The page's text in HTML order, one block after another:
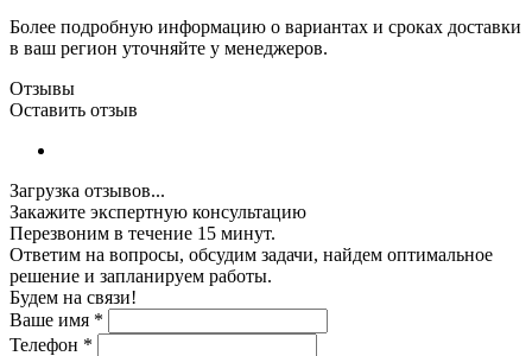
Более подробную информацию о вариантах и сроках доставки
в ваш регион уточняйте у менеджеров.
Отзывы
Оставить отзыв
Загрузка отзывов...
Закажите экспертную консультацию
Перезвоним в течение 15 минут.
Ответим на вопросы, обсудим задачи, найдем оптимальное
решение и запланируем работы.
Будем на связи!
Ваше имя *
Телефон *